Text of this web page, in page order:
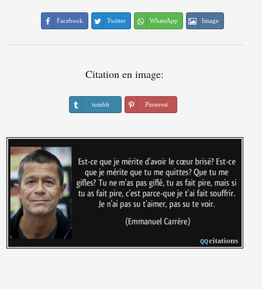
Facebook Twitter WhatsApp Image
Citation en image:
tumblr Pinterest